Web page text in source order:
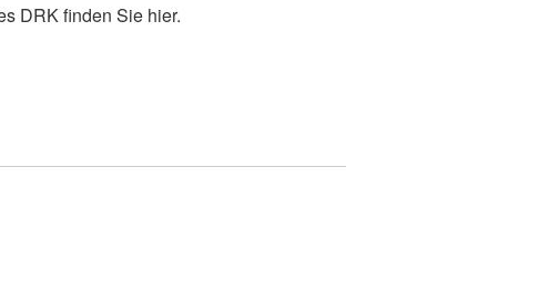
DRK finden Sie hier.